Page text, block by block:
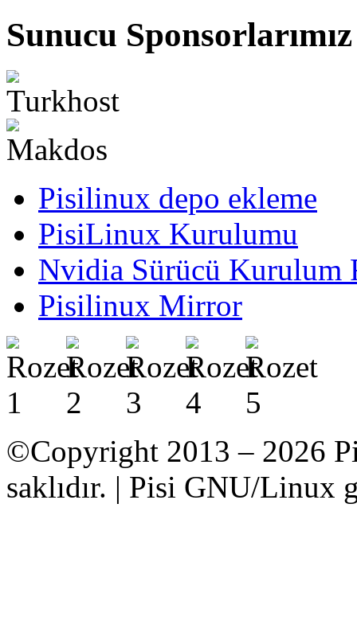
Sunucu Sponsorlarımız
Pisilinux depo ekleme
PisiLinux Kurulumu
Nvidia Sürücü Kurulum
Pisilinux Mirror
©Copyright 2013 – 2026
saklıdır. | Pisi GNU/Linux